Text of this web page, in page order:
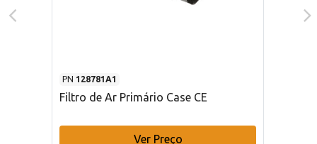
PN 128781A1
Filtro de Ar Primário Case CE
Ver Preço